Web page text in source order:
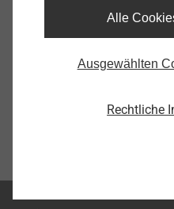
Alle
Ausgewählten
Rechtliche